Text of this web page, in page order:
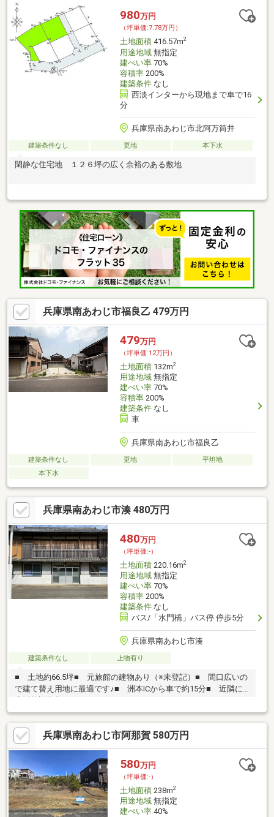
980万円
（坪単価:7.78万円）
土地面積416.57m2
用途地域無指定
建ぺい率70%
容積率200%
建築条件なし
西淡インターから現地まで車で16
分
兵庫県南あわじ市北阿万筒井
建築条件なし 更地 本下水
閑静な住宅地 １２６坪の広く余裕のある敷地
兵庫県南あわじ市福良乙 479万円
479万円
（坪単価:12万円）
土地面積132m2
用途地域無指定
建ぺい率70%
容積率200%
建築条件なし
車
兵庫県南あわじ市福良乙
建築条件なし 更地
平坦地
本下水
兵庫県南あわじ市湊 480万円
480万円
（坪単価:-）
土地面積220.16m2
用途地域無指定
建ぺい率70%
容積率200%
建築条件なし
バス/「水門橋」バス停 停歩5分
兵庫県南あわじ市湊
建築条件なし 上物有り
■ 土地約66.5坪■ 元旅館の建物あり（※未登記）■ 間口広いの
で建て替え用地に最適です♪■ 洲本ICから車で約15分■ 近隣に
兵庫県南あわじ市阿那賀 580万円
580万円
（坪単価:-）
土地面積238m2
用途地域無指定
建ぺい率40%